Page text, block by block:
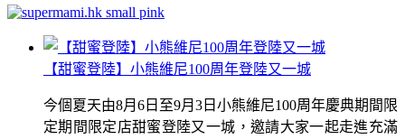
【甜蜜登陸】小熊維尼100周年登陸又一城
今個夏天由8月6日至9月3日小熊維尼100周年慶典期間限
定期間限定店甜蜜登陸又一城，邀請大家一起走進充滿